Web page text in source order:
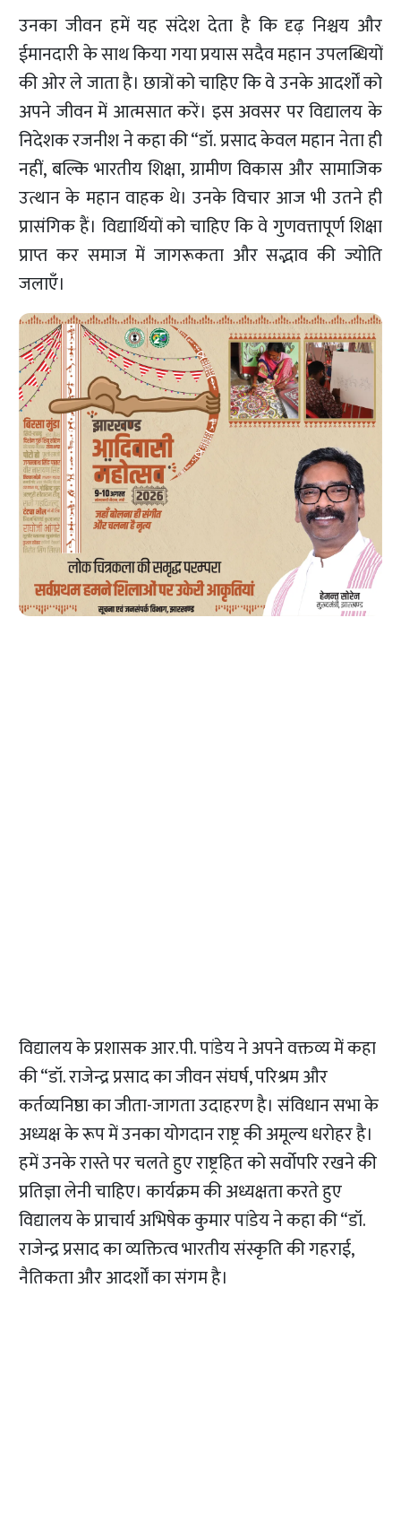
उनका जीवन हमें यह संदेश देता है कि दृढ़ निश्चय और
ईमानदारी के साथ किया गया प्रयास सदैव महान उपलब्धियों
की ओर ले जाता है। छात्रों को चाहिए कि वे उनके आदर्शों को
अपने जीवन में आत्मसात करें। इस अवसर पर विद्यालय के
निदेशक रजनीश ने कहा की “डॉ. प्रसाद केवल महान नेता ही
नहीं, बल्कि भारतीय शिक्षा, ग्रामीण विकास और सामाजिक
उत्थान के महान वाहक थे। उनके विचार आज भी उतने ही
प्रासंगिक हैं। विद्यार्थियों को चाहिए कि वे गुणवत्तापूर्ण शिक्षा
प्राप्त कर समाज में जागरूकता और सद्भाव की ज्योति
जलाएँ।
विद्यालय के प्रशासक आर.पी. पांडेय ने अपने वक्तव्य में कहा
की “डॉ. राजेन्द्र प्रसाद का जीवन संघर्ष, परिश्रम और
कर्तव्यनिष्ठा का जीता-जागता उदाहरण है। संविधान सभा के
अध्यक्ष के रूप में उनका योगदान राष्ट्र की अमूल्य धरोहर है।
हमें उनके रास्ते पर चलते हुए राष्ट्रहित को सर्वोपरि रखने की
प्रतिज्ञा लेनी चाहिए। कार्यक्रम की अध्यक्षता करते हुए
विद्यालय के प्राचार्य अभिषेक कुमार पांडेय ने कहा की “डॉ.
राजेन्द्र प्रसाद का व्यक्तित्व भारतीय संस्कृति की गहराई,
नैतिकता और आदर्शों का संगम है।